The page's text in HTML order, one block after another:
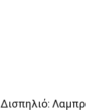
Δισπηλιό: